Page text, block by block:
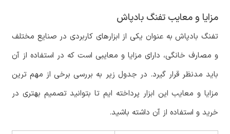
مزایا و معایب تفنگ بادپاش
تفنگ بادپاش به عنوان یکی از ابزارهای کاربردی در صنایع مختلف
و مصارف خانگی، دارای مزایا و معایبی است که در استفاده از آن
باید مدنظر قرار گیرد. در جدول زیر به بررسی برخی از مهم ترین
مزایا و معایب این ابزار پرداخته ایم تا بتوانید تصمیم بهتری در
خرید و استفاده از آن داشته باشید.